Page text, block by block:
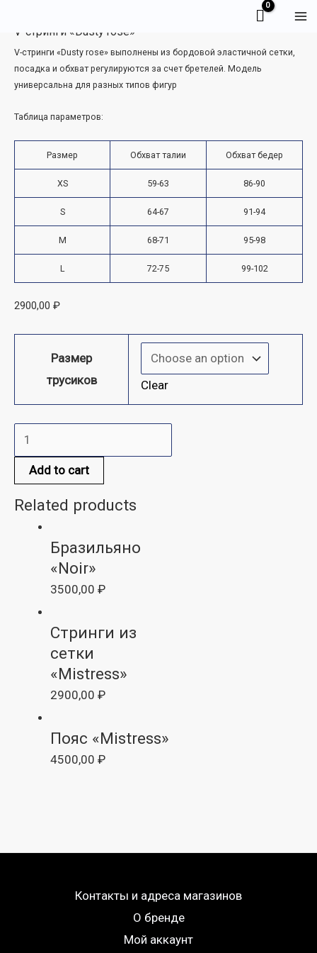
содержимому
V-стринги «Dusty rose»
V-стринги «Dusty rose» выполнены из бордовой эластичной сетки,
посадка и обхват регулируются за счет бретелей. Модель
универсальна для разных типов фигур
Таблица параметров:
Размер Обхват талии Обхват бедер
XS 59-63 86-90
S 64-67 91-94
M 68-71 95-98
L 72-75 99-102
2900,00 ₽
Размер
трусиков
Clear
стринги
"Dusty
rose"
Add to cart
Related products
Бразильяно
«Noir»
3500,00 ₽
Стринги из
сетки
«Mistress»
2900,00 ₽
Пояс «Mistress»
4500,00 ₽
Контакты и адреса магазинов
О бренде
Мой аккаунт